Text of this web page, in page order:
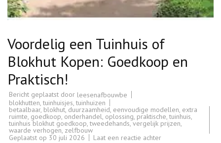
Voordelig een Tuinhuis of
Blokhut Kopen: Goedkoop en
Praktisch!
Bericht geplaatst door leesenafbouwbe
blokhutten,tuinhuisjes,tuinhuizen
betaalbaar, blokhut, duurzaamheid, eenvoudige modellen, extra
ruimte, goedkoop, onderhandel, oplossing, praktische,tuinhuis,
tuinhuis blokhut goedkoop,tweedehands,vergelijk prijzen,
waarde verhogen, zelfbouw
Geplaatst op 30 juli 2026 Laat een reactie achterop